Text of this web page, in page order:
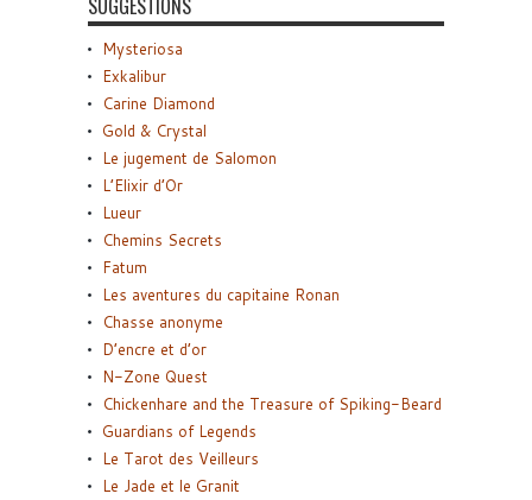
Mysteriosa
Exkalibur
Carine Diamond
Gold & Crystal
Le jugement de Salomon
L’Elixir d’Or
Lueur
Chemins Secrets
Fatum
Les aventures du capitaine Ronan
Chasse anonyme
D’encre et d’or
N-Zone Quest
Chickenhare and the Treasure of Spiking-Beard
Guardians of Legends
Le Tarot des Veilleurs
Le Jade et le Granit